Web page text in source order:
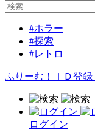
#ホラー
#探索
#レトロ
ふりーむ！ＩＤ登録
ログイン